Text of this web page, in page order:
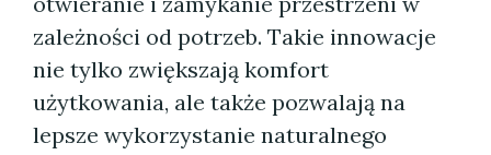
zależności od potrzeb. Takie innowacje
nie tylko zwiększają komfort
użytkowania, ale także pozwalają na
lepsze wykorzystanie naturalnego